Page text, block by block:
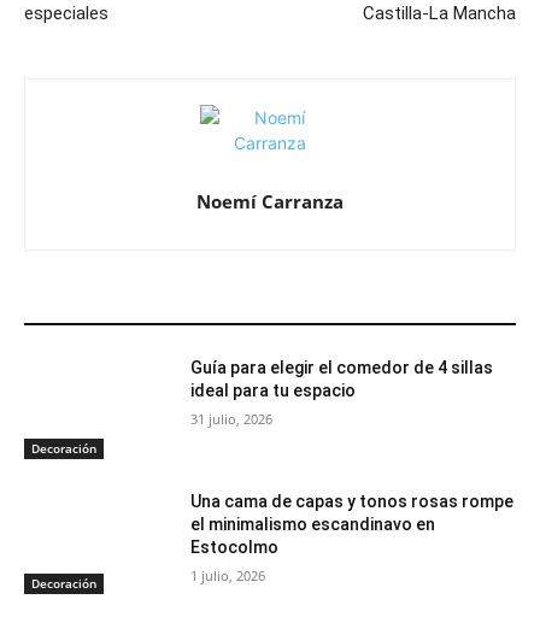
especiales
Castilla-La Mancha
Noemí Carranza
Decoración
Guía para elegir el comedor de 4 sillas
ideal para tu espacio
31 julio, 2026
Decoración
Una cama de capas y tonos rosas rompe
el minimalismo escandinavo en
Estocolmo
1 julio, 2026